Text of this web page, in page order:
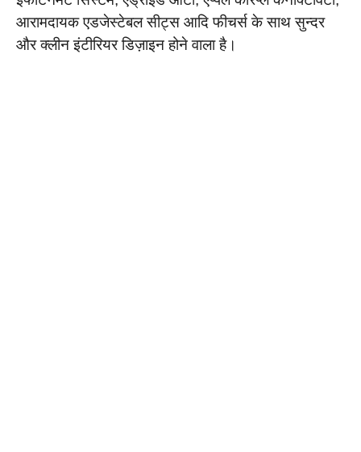
आरामदायक एडजेस्टेबल सीट्स आदि फीचर्स के साथ सुन्दर
और क्लीन इंटीरियर डिज़ाइन होने वाला है।